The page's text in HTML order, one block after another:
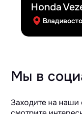
Honda
Мы в
Заходите на наши